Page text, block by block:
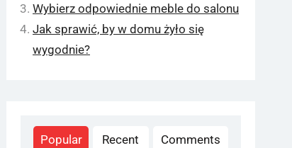
Wybierz odpowiednie meble do salonu
Jak sprawić, by w domu żyło się
wygodnie?
Popular Recent Comments